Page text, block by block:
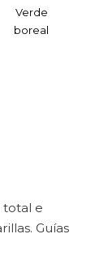
Verde
boreal
total e
Guías